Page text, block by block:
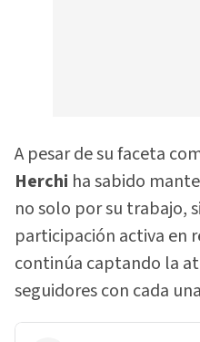
A pesar de su faceta
Herchi ha sabido
no solo por su trabajo,
participación activa en
continúa captando la
seguidores con cada